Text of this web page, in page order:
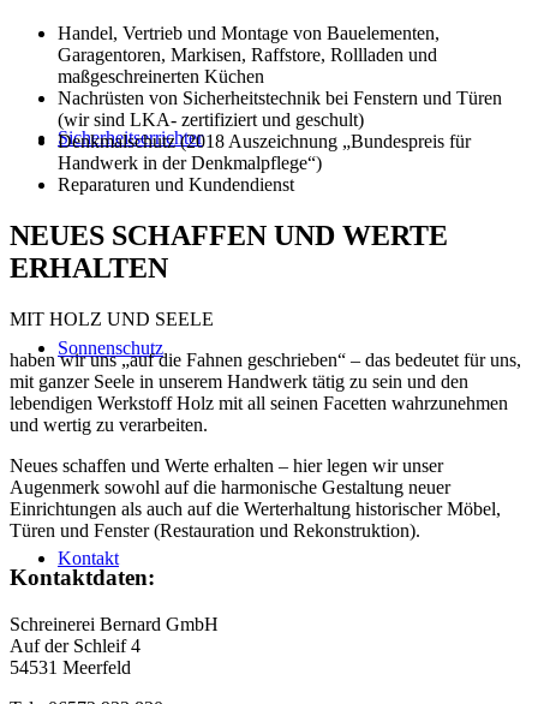
Sicherheitserrichter
Sonnenschutz
Kontakt
Handel, Vertrieb und Montage von Bauelementen,
Garagentoren, Markisen, Raffstore, Rollladen und
maßgeschreinerten Küchen
Nachrüsten von Sicherheitstechnik bei Fenstern und Türen
(wir sind LKA- zertifiziert und geschult)
Denkmalschutz (2018 Auszeichnung „Bundespreis für
Handwerk in der Denkmalpflege“)
Reparaturen und Kundendienst
NEUES SCHAFFEN UND WERTE
ERHALTEN
MIT HOLZ UND SEELE
haben wir uns „auf die Fahnen geschrieben“ – das bedeutet für uns,
mit ganzer Seele in unserem Handwerk tätig zu sein und den
lebendigen Werkstoff Holz mit all seinen Facetten wahrzunehmen
und wertig zu verarbeiten.
Neues schaffen und Werte erhalten – hier legen wir unser
Augenmerk sowohl auf die harmonische Gestaltung neuer
Einrichtungen als auch auf die Werterhaltung historischer Möbel,
Türen und Fenster (Restauration und Rekonstruktion).
Kontaktdaten:
Schreinerei Bernard GmbH
Auf der Schleif 4
54531 Meerfeld